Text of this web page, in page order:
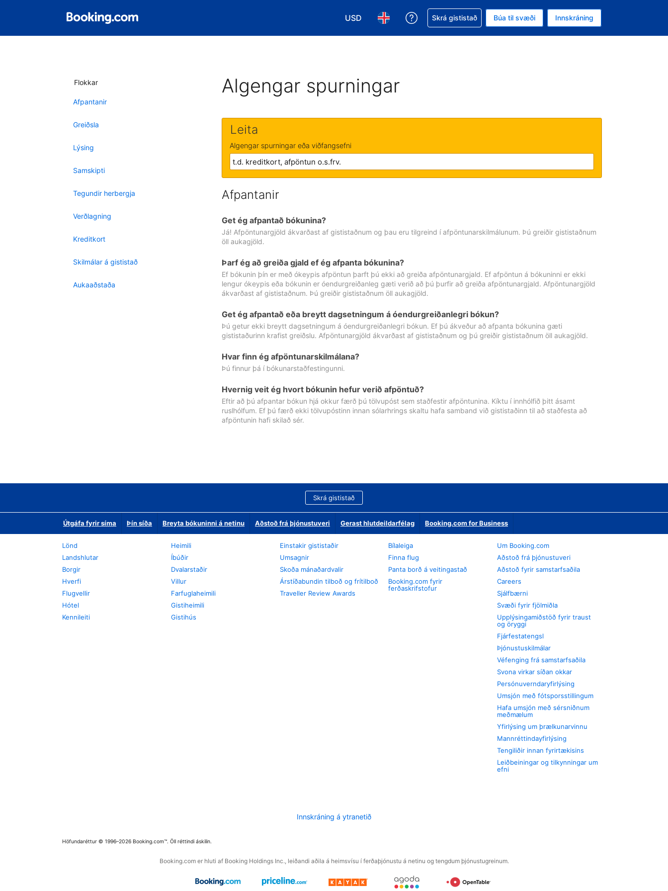
USD
Veldu gjaldmiðil. Í augnablikinu er gjaldmiðillinn Bandaríkjadalur
Veldu þitt tungumál. Í augnablikinu er tungumál þitt Íslensku
Fá aðstoð við bókunina
Skrá gististað Búa til svæði Innskráning
Flokkar
Afpantanir
Greiðsla
Lýsing
Samskipti
Tegundir herbergja
Verðlagning
Kreditkort
Skilmálar á gististað
Aukaaðstaða
Algengar spurningar
Leita
Algengar spurningar eða viðfangsefni
Afpantanir
Get ég afpantað bókunina?
Já! Afpöntunargjöld ákvarðast af gististaðnum og þau eru tilgreind í afpöntunarskilmálunum. Þú greiðir gististaðnum
öll aukagjöld.
Þarf ég að greiða gjald ef ég afpanta bókunina?
Ef bókunin þín er með ókeypis afpöntun þarft þú ekki að greiða afpöntunargjald. Ef afpöntun á bókuninni er ekki
lengur ókeypis eða bókunin er óendurgreiðanleg gæti verið að þú þurfir að greiða afpöntunargjald. Afpöntunargjöld
ákvarðast af gististaðnum. Þú greiðir gististaðnum öll aukagjöld.
Get ég afpantað eða breytt dagsetningum á óendurgreiðanlegri bókun?
Þú getur ekki breytt dagsetningum á óendurgreiðanlegri bókun. Ef þú ákveður að afpanta bókunina gæti
gististaðurinn krafist greiðslu. Afpöntunargjöld ákvarðast af gististaðnum og þú greiðir gististaðnum öll aukagjöld.
Hvar finn ég afpöntunarskilmálana?
Þú finnur þá í bókunarstaðfestingunni.
Hvernig veit ég hvort bókunin hefur verið afpöntuð?
Eftir að þú afpantar bókun hjá okkur færð þú tölvupóst sem staðfestir afpöntunina. Kíktu í innhólfið þitt ásamt
ruslhólfum. Ef þú færð ekki tölvupóstinn innan sólarhrings skaltu hafa samband við gististaðinn til að staðfesta að
afpöntunin hafi skilað sér.
Skrá gististað
Útgáfa fyrir síma Þín síða Breyta bókuninni á netinu Aðstoð frá þjónustuveri Gerast hlutdeildarfélag Booking.com for Business
Lönd
Landshlutar
Borgir
Hverfi
Flugvellir
Hótel
Kennileiti
Heimili
Íbúðir
Dvalarstaðir
Villur
Farfuglaheimili
Gistiheimili
Gistihús
Einstakir gististaðir
Umsagnir
Skoða mánaðardvalir
Árstíðabundin tilboð og frítilboð
Traveller Review Awards
Bílaleiga
Finna flug
Panta borð á veitingastað
Booking.com fyrir
ferðaskrifstofur
Um Booking.com
Aðstoð frá þjónustuveri
Aðstoð fyrir samstarfsaðila
Careers
Sjálfbærni
Svæði fyrir fjölmiðla
Upplýsingamiðstöð fyrir traust
og öryggi
Fjárfestatengsl
Þjónustuskilmálar
Véfenging frá samstarfsaðila
Svona virkar síðan okkar
Persónuverndaryfirlýsing
Umsjón með fótsporsstillingum
Hafa umsjón með sérsniðnum
meðmælum
Yfirlýsing um þrælkunarvinnu
Mannréttindayfirlýsing
Tengiliðir innan fyrirtækisins
Leiðbeiningar og tilkynningar um
efni
Innskráning á ytranetið
Höfundaréttur © 1996–2026 Booking.com™. Öll réttindi áskilin.
Booking.com er hluti af Booking Holdings Inc., leiðandi aðila á heimsvísu í ferðaþjónustu á netinu og tengdum þjónustugreinum.